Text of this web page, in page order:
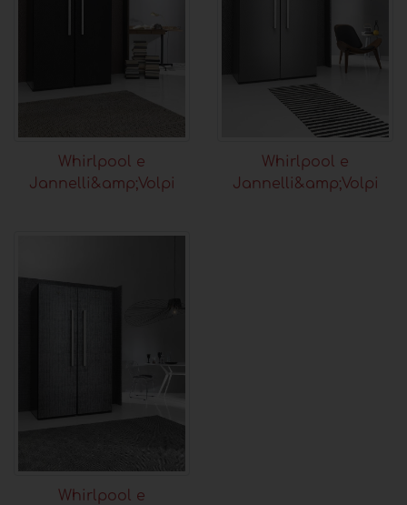
Whirlpool e
Jannelli&amp;Volpi
Whirlpool e
Jannelli&amp;Volpi
Whirlpool e